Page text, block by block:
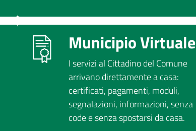
Municipio Virtuale
I servizi al Cittadino del Comune
arrivano direttamente a casa:
certificati, pagamenti, moduli,
segnalazioni, informazioni, senza
code e senza spostarsi da casa.